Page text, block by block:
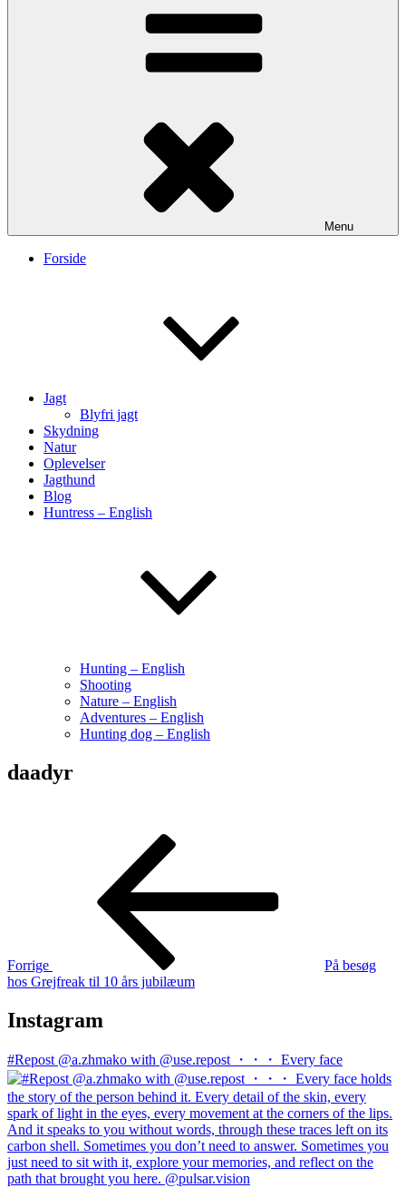
Menu
Forside
Jagt
Blyfri jagt
Skydning
Natur
Oplevelser
Jagthund
Blog
Huntress – English
Hunting – English
Shooting
Nature – English
Adventures – English
Hunting dog – English
daadyr
Indlægsnavigation
Forrige
På besøg
hos Grejfreak til 10 års jubilæum
Instagram
#Repost @a.zhmako with @use.repost ・・・ Every face